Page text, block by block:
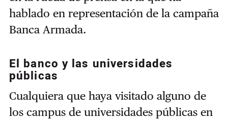
hablado en representación de la campaña
Banca Armada.
El banco y las universidades
públicas
Cualquiera que haya visitado alguno de
los campus de universidades públicas en